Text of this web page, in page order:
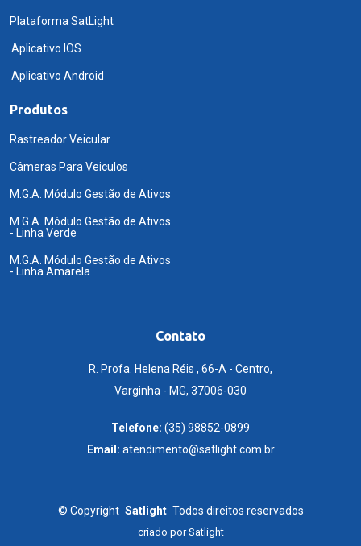
Plataforma SatLight
Aplicativo IOS
Aplicativo Android
Produtos
Rastreador Veicular
Câmeras Para Veiculos
M.G.A. Módulo Gestão de Ativos
M.G.A. Módulo Gestão de Ativos
- Linha Verde
M.G.A. Módulo Gestão de Ativos
- Linha Amarela
Contato
R. Profa. Helena Réis , 66-A - Centro,
Varginha - MG, 37006-030
Telefone: (35) 98852-0899
Email: atendimento@satlight.com.br
© Copyright Satlight Todos direitos reservados
criado porSatlight